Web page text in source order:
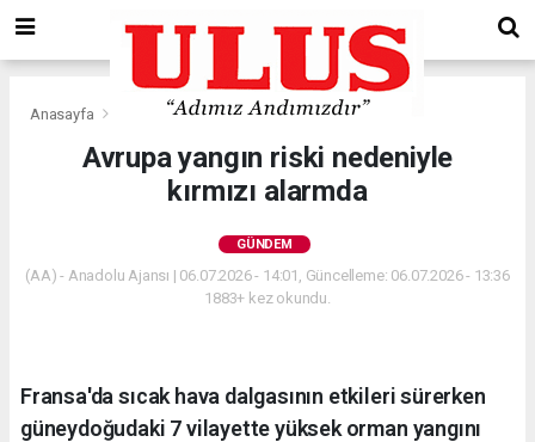
Anasayfa Gündem
Avrupa yangın riski nedeniyle
kırmızı alarmda
GÜNDEM
(AA) - Anadolu Ajansı | 06.07.2026 - 14:01, Güncelleme: 06.07.2026 - 13:36
1883+ kez okundu.
Fransa'da sıcak hava dalgasının etkileri sürerken
güneydoğudaki 7 vilayette yüksek orman yangını